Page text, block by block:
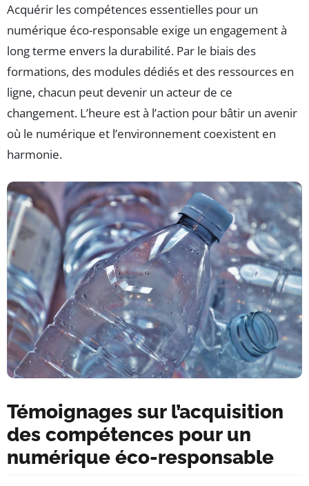
Acquérir les compétences essentielles pour un
numérique éco-responsable exige un engagement à
long terme envers la durabilité. Par le biais des
formations, des modules dédiés et des ressources en
ligne, chacun peut devenir un acteur de ce
changement. L’heure est à l’action pour bâtir un avenir
où le numérique et l’environnement coexistent en
harmonie.
Témoignages sur l’acquisition
des compétences pour un
numérique éco-responsable